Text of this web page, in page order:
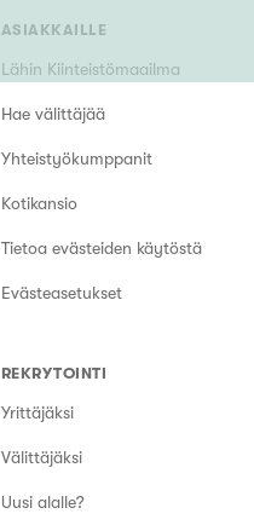
ASIAKKAILLE
Lähin Kiinteistömaailma
Hae välittäjää
Yhteistyökumppanit
Kotikansio
Tietoa evästeiden käytöstä
Evästeasetukset
REKRYTOINTI
Yrittäjäksi
Välittäjäksi
Uusi alalle?